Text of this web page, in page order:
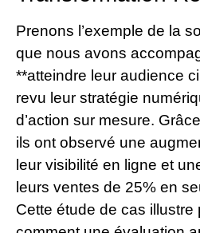
Prenons l’exemple de la
que nous avons
**atteindre leur audience
revu leur stratégie
d’action sur mesure.
ils ont observé une
leur visibilité en ligne et
leurs ventes de 25% en
Cette étude de cas illustre